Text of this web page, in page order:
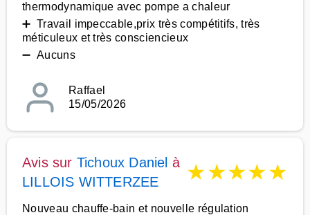
thermodynamique avec pompe a chaleur
➕ Travail impeccable,prix très compétitifs, très
méticuleux et très consciencieux
➖ Aucuns
Raffael
15/05/2026
Avis sur Tichoux Daniel à
LILLOIS WITTERZEE
★★★★★
Nouveau chauffe-bain et nouvelle régulation